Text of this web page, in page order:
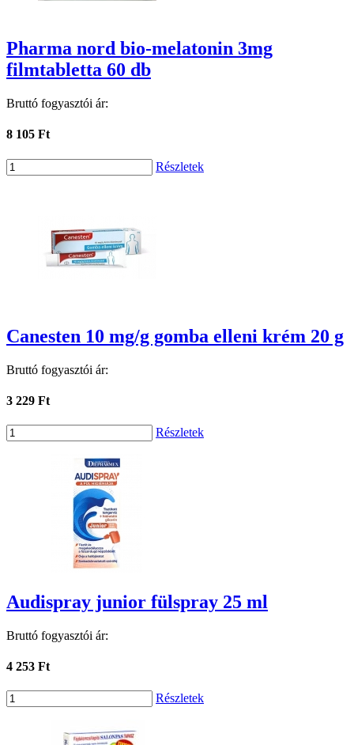
Pharma nord bio-melatonin 3mg
filmtabletta 60 db
Bruttó fogyasztói ár:
8 105 Ft
Részletek
Canesten 10 mg/g gomba elleni krém 20 g
Bruttó fogyasztói ár:
3 229 Ft
Részletek
Audispray junior fülspray 25 ml
Bruttó fogyasztói ár:
4 253 Ft
Részletek